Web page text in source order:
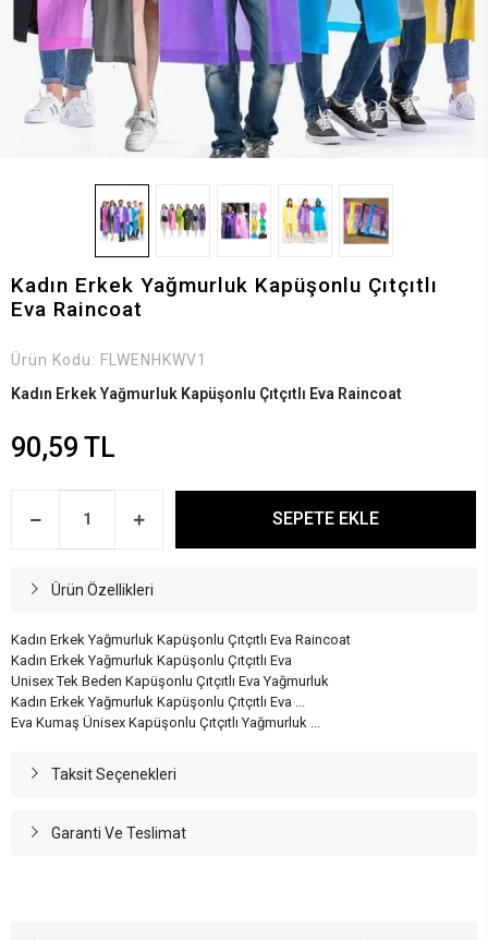
Kadın Erkek Yağmurluk Kapüşonlu Çıtçıtlı
Eva Raincoat
Ürün Kodu: FLWENHKWV1
Kadın Erkek Yağmurluk Kapüşonlu Çıtçıtlı Eva Raincoat
90,59 TL
SEPETE EKLE
Ürün Özellikleri
Kadın Erkek Yağmurluk Kapüşonlu Çıtçıtlı Eva Raincoat
Kadın Erkek Yağmurluk Kapüşonlu Çıtçıtlı Eva
Unisex Tek Beden Kapüşonlu Çıtçıtlı Eva Yağmurluk
Kadın Erkek Yağmurluk Kapüşonlu Çıtçıtlı Eva ...
Eva Kumaş Ünisex Kapüşonlu Çıtçıtlı Yağmurluk ...
Taksit Seçenekleri
Garanti Ve Teslimat